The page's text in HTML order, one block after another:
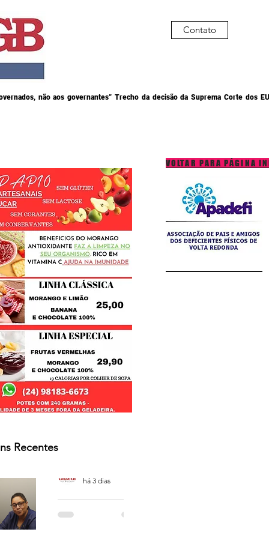
não aos governantes” Trecho da decisão da Suprema Corte dos
Contato
VOLTAR PARA PÁGINA
Recentes
PODCAST
'CAFÉ
há 3 dias